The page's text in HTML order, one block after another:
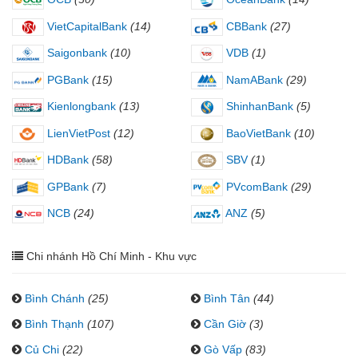
VietCapitalBank (14) CBBank (27)
Saigonbank (10) VDB (1)
PGBank (15) NamABank (29)
Kienlongbank (13) ShinhanBank (5)
LienVietPost (12) BaoVietBank (10)
HDBank (58) SBV (1)
GPBank (7) PVcomBank (29)
NCB (24) ANZ (5)
Chi nhánh Hồ Chí Minh - Khu vực
Bình Chánh (25) Bình Tân (44)
Bình Thạnh (107) Cần Giờ (3)
Củ Chi (22) Gò Vấp (83)